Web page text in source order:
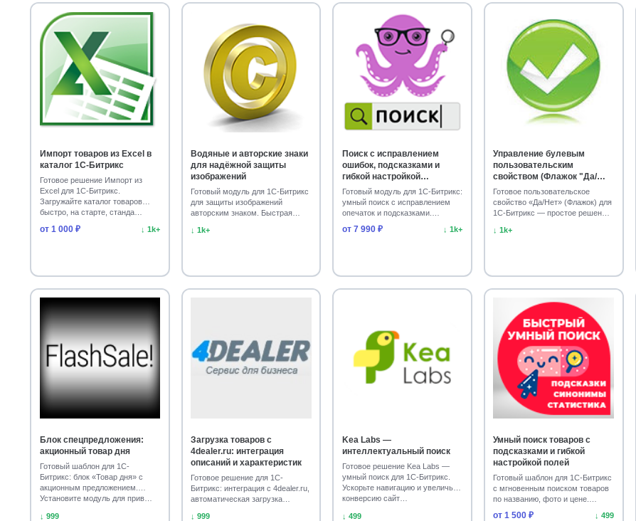
Импорт товаров из Excel в
каталог 1С-Битрикс
Готовое решение Импорт из
Excel для 1С-Битрикс.
Загружайте каталог товаров
быстро, на старте, станда…
от 1 000 ₽ ↓ 1k+
Водяные и авторские знаки
для надёжной защиты
изображений
Готовый модуль для 1С-Битрикс
для защиты изображений
авторским знаком. Быстрая
↓ 1k+
Поиск с исправлением
ошибок, подсказками и
гибкой настройкой
приоритетов
Готовый модуль для 1С-Битрикс:
умный поиск с исправлением
опечаток и подсказками.
Настройте область …
от 7 990 ₽ ↓ 1k+
Управление булевым
пользовательским
свойством (Флажок "Да/
Нет")
Готовое пользовательское
свойство «Да/Нет» (Флажок) для
1С-Битрикс — простое решение
↓ 1k+
Блок спецпредложения:
акционный товар дня
Готовый шаблон для 1С-
Битрикс: блок «Товар дня» с
акционным предложением.
Установите модуль для прив…
↓ 999
Загрузка товаров с
4dealer.ru: интеграция
описаний и характеристик
Готовое решение для 1С-
Битрикс: интеграция с 4dealer.ru,
автоматическая загрузка
↓ 999
Kea Labs —
интеллектуальный поиск
Готовое решение Kea Labs —
умный поиск для 1С-Битрикс.
Ускорьте навигацию и увеличьте
конверсию сайт…
↓ 499
Умный поиск товаров с
подсказками и гибкой
настройкой полей
Готовый шаблон для 1С-Битрикс
с мгновенным поиском товаров
по названию, фото и цене.
Ускорьте навига…
от 1 500 ₽ ↓ 499